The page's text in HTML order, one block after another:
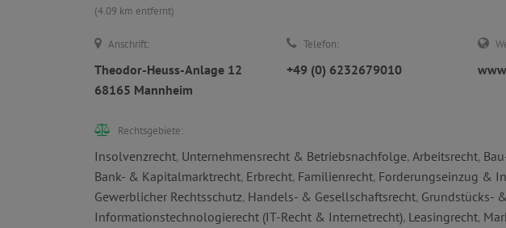
(4.09 km entfernt)
Anschrift:
Theodor-Heuss-Anlage 12
68165 Mannheim
Telefon:
+49 (0) 6232679010
Rechtsgebiete:
Insolvenzrecht, Unternehmensrecht & Betriebsnachfolge, Arbeitsrecht,
Bank- & Kapitalmarktrecht, Erbrecht, Familienrecht, Forderungseinzug &
Gewerblicher Rechtsschutz, Handels- & Gesellschaftsrecht, Grundstücks-
Informationstechnologierecht (IT-Recht & Internetrecht), Leasingrecht,